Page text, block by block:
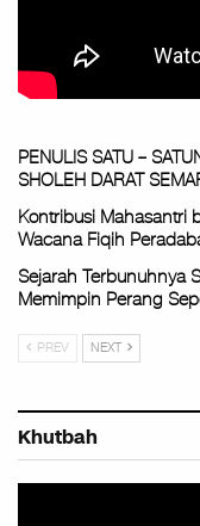
PENULIS SATU –
SHOLEH DARAT
Kontribusi Mahasantri
Wacana Fiqih
Sejarah Terbunuhnya
Memimpin Perang
PREV NEXT
Khutbah